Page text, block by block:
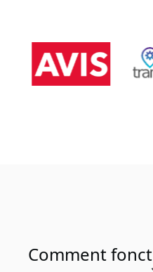
Comment